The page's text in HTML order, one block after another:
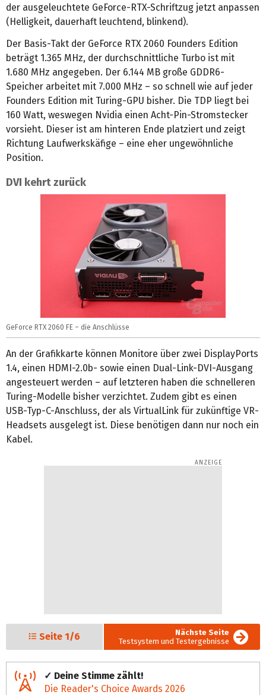
der ausgeleuchtete GeForce-RTX-Schriftzug jetzt anpassen
(Helligkeit, dauerhaft leuchtend, blinkend).
Der Basis-Takt der GeForce RTX 2060 Founders Edition
beträgt 1.365 MHz, der durchschnittliche Turbo ist mit
1.680 MHz angegeben. Der 6.144 MB große GDDR6-
Speicher arbeitet mit 7.000 MHz – so schnell wie auf jeder
Founders Edition mit Turing-GPU bisher. Die TDP liegt bei
160 Watt, weswegen Nvidia einen Acht-Pin-Stromstecker
vorsieht. Dieser ist am hinteren Ende platziert und zeigt
Richtung Laufwerkskäfige – eine eher ungewöhnliche
Position.
DVI kehrt zurück
GeForce RTX 2060 FE – die Anschlüsse
An der Grafikkarte können Monitore über zwei DisplayPorts
1.4, einen HDMI-2.0b- sowie einen Dual-Link-DVI-Ausgang
angesteuert werden – auf letzteren haben die schnelleren
Turing-Modelle bisher verzichtet. Zudem gibt es einen
USB-Typ-C-Anschluss, der als VirtualLink für zukünftige VR-
Headsets ausgelegt ist. Diese benötigen dann nur noch ein
Kabel.
Seite 1/6
Nächste Seite
Testsystem und Testergebnisse
✓ Deine Stimme zählt!
Die Reader's Choice Awards 2026